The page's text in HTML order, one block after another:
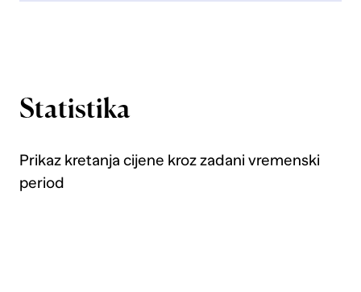
Statistika
Prikaz kretanja cijene kroz zadani vremenski
period